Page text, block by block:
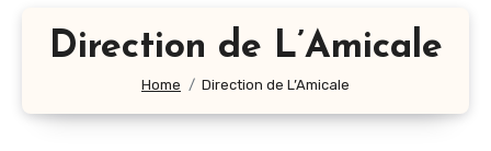
Direction de L’Amicale
Home Direction de L’Amicale